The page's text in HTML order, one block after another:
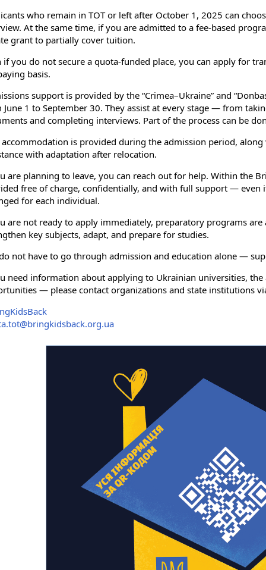
who remain in TOT or left after October 1, 2025 can
At the same time, if you are admitted to a fee-based
grant to partially cover tuition.
if you do not secure a quota-funded place, you can apply for
basis.
support is provided by the “Crimea–Ukraine” and
June 1 to September 30. They assist at every stage — from
and completing interviews. Part of the process can be
accommodation is provided during the admission period,
with adaptation after relocation.
are planning to leave, you can reach out for help. Within the
free of charge, confidentially, and with full support — even
for each individual.
are not ready to apply immediately, preparatory programs are
key subjects, adapt, and prepare for studies.
not have to go through admission and education alone —
need information about applying to Ukrainian universities,
— please contact organizations and state institutions